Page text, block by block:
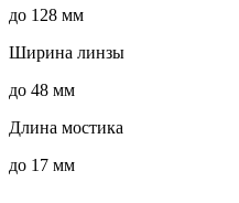
до 128 мм
Ширина линзы
до 48 мм
Длина мостика
до 17 мм